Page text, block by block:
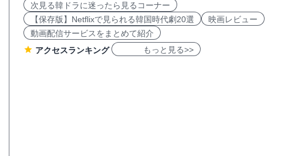
次見る韓ドラに迷ったら見るコーナー
【保存版】Netflixで見られる韓国時代劇20選
映画レビュー
動画配信サービスをまとめて紹介
アクセスランキング
もっと見る>>